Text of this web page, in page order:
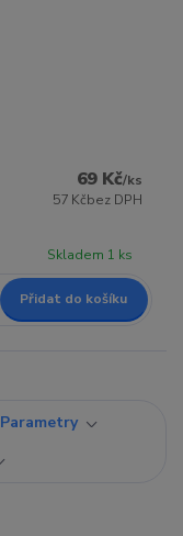
69 Kč/ks
57 Kčbez DPH
Skladem 1 ks
Přidat do košíku
Parametry